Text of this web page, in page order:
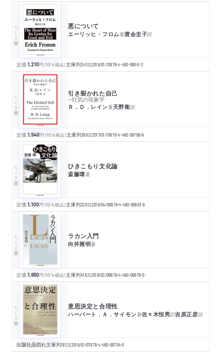
ちくま学芸文庫 悪について
エーリッヒ・フロム著渡会圭子訳
定価:1,210円 （10％税込）文庫判240頁2018/01/10978-4-480-09841-2
ちくま学芸文庫 引き裂かれた自己
─狂気の現象学
Ｒ．Ｄ．レイン著天野衛訳
定価:1,540円 （10％税込）文庫判368頁2017/01/10978-4-480-09769-9
ちくま学芸文庫 ひきこもり文化論
斎藤環著
定価:1,100円 （10％税込）文庫判320頁2016/04/06978-4-480-09683-8
ちくま学芸文庫 ラカン入門
向井雅明著
定価:1,650円 （10％税込）文庫判416頁2016/03/09978-4-480-09676-0
ちくま学芸文庫 意思決定と合理性
ハーバート．Ａ．サイモン著佐々木恒男訳吉原正彦訳
出版社品切れ文庫判192頁2016/01/07978-4-480-09704-0